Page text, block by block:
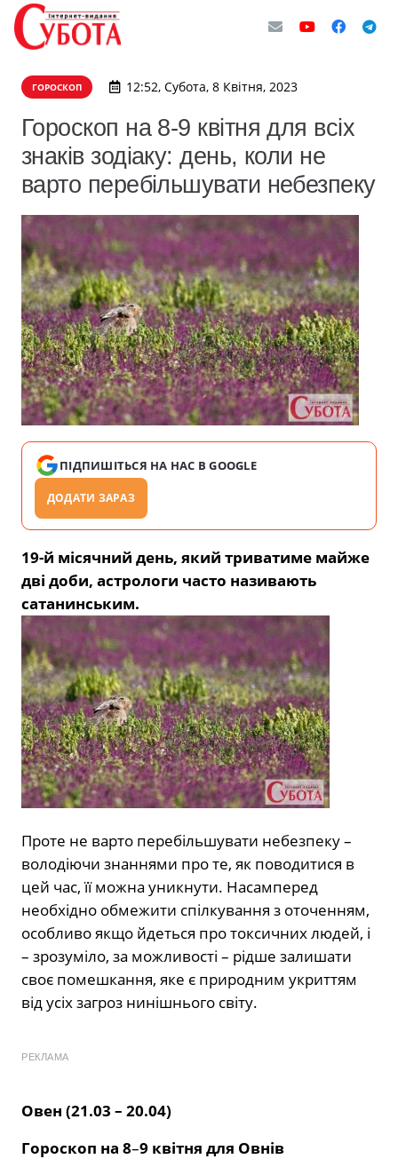
ГОРОСКОП 12:52, Субота, 8 Квітня, 2023
Гороскоп на 8-9 квітня для всіх
знаків зодіаку: день, коли не
варто перебільшувати небезпеку
ПІДПИШІТЬСЯ НА НАС В GOOGLE
ДОДАТИ ЗАРАЗ
19-й місячний день, який триватиме майже
дві доби, астрологи часто називають
сатанинським.
Проте не варто перебільшувати небезпеку –
володіючи знаннями про те, як поводитися в
цей час, її можна уникнути. Насамперед
необхідно обмежити спілкування з оточенням,
особливо якщо йдеться про токсичних людей, і
– зрозуміло, за можливості – рідше залишати
своє помешкання, яке є природним укриттям
від усіх загроз нинішнього світу.
РЕКЛАМА
Овен (21.03 – 20.04)
Гороскоп на 8–9 квітня для Овнів